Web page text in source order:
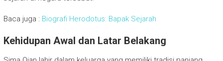
Baca juga : Biografi Herodotus: Bapak Sejarah
Kehidupan Awal dan Latar Belakang